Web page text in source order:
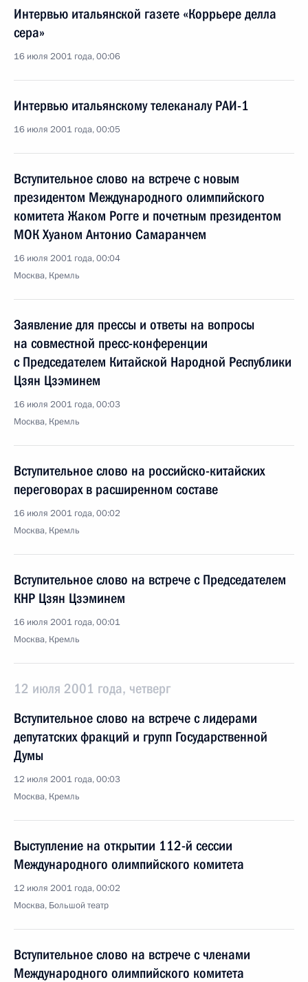
Интервью итальянской газете «Коррьере делла
сера»
16 июля 2001 года, 00:06
Интервью итальянскому телеканалу РАИ-1
16 июля 2001 года, 00:05
Вступительное слово на встрече с новым
президентом Международного олимпийского
комитета Жаком Рогге и почетным президентом
МОК Хуаном Антонио Самаранчем
16 июля 2001 года, 00:04
Москва, Кремль
Заявление для прессы и ответы на вопросы
на совместной пресс-конференции
с Председателем Китайской Народной Республики
Цзян Цзэминем
16 июля 2001 года, 00:03
Москва, Кремль
Вступительное слово на российско-китайских
переговорах в расширенном составе
16 июля 2001 года, 00:02
Москва, Кремль
Вступительное слово на встрече с Председателем
КНР Цзян Цзэминем
16 июля 2001 года, 00:01
Москва, Кремль
12 июля 2001 года, четверг
Вступительное слово на встрече с лидерами
депутатских фракций и групп Государственной
Думы
12 июля 2001 года, 00:03
Москва, Кремль
Выступление на открытии 112-й сессии
Международного олимпийского комитета
12 июля 2001 года, 00:02
Москва, Большой театр
Вступительное слово на встрече с членами
Международного олимпийского комитета